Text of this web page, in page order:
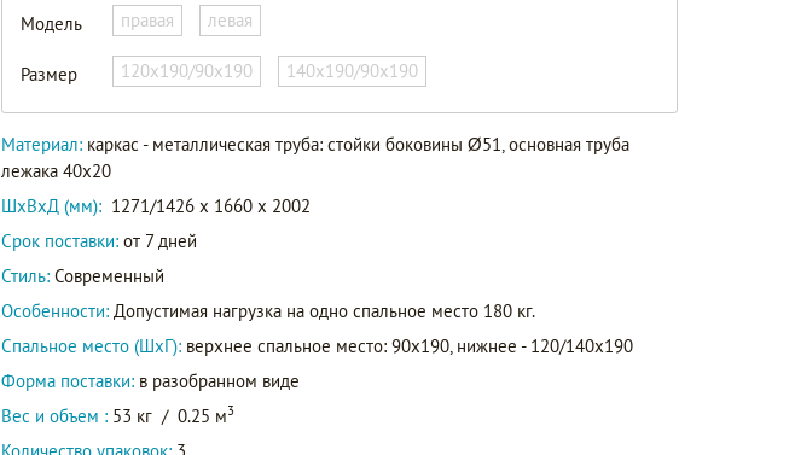
Модель правая левая
Размер 120х190/90х190
140х190/90х190
Гранада-3
Гранада-3
Материал: каркас - металлическая труба: стойки боковины Ø51, основная труба
лежака 40х20
ШxВxД (мм): 1271/1426 x 1660 x 2002
Срок поставки: от 7 дней
Стиль: Современный
Особенности: Допустимая нагрузка на одно спальное место 180 кг.
Спальное место (ШхГ): верхнее спальное место: 90х190, нижнее - 120/140х190
Форма поставки: в разобранном виде
Вес и объем : 53 кг / 0.25 м3